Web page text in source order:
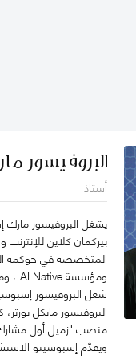
البروفيسور
أستاذ
يشغل البروفيسور
بيركمان كلاين
ومؤسسة AI Native ، ومركز التفكير The Chart ThinkTank، ويشغل منصب كبير الاقتصاديين في مختبر الذكاء الاصطناعي micro1 في وادي السيليكون.
شغل البروفيسور
منصب "زميل أول
ويقدّم إسبوسيتو